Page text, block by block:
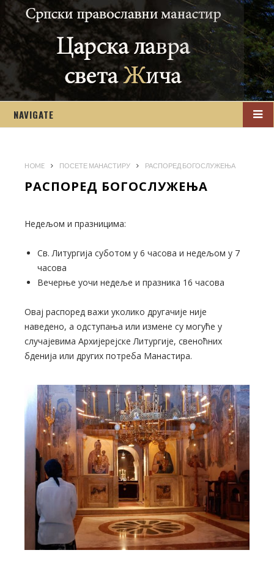
NAVIGATE
HOME ПОСЕТЕ МАНАСТИРУ РАСПОРЕД БОГОСЛУЖЕЊА
РАСПОРЕД БОГОСЛУЖЕЊА
Недељом и празницима:
Св. Литургија суботом у 6 часова и недељом у 7
часова
Вечерње уочи недеље и празника 16 часова
Овај распоред важи уколико другачије није
наведено, а одступања или измене су могуће у
случајевима Архијерејске Литургије, свеноћних
бденија или других потреба Манастира.